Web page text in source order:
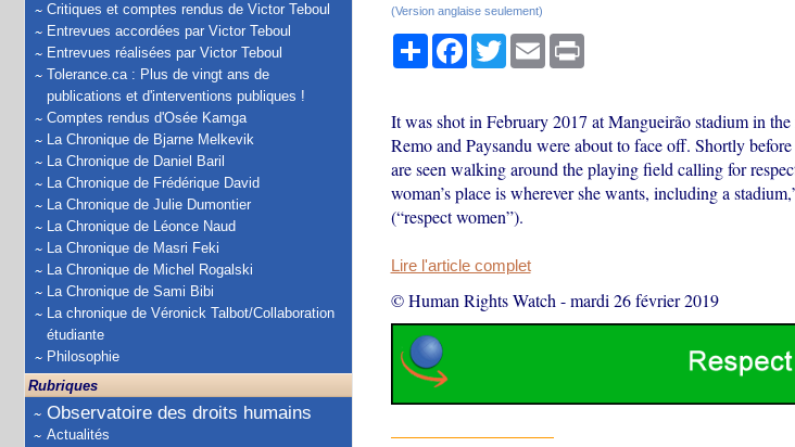
Critiques et comptes rendus de Victor Teboul
Entrevues accordées par Victor Teboul
Entrevues réalisées par Victor Teboul
Tolerance.ca : Plus de vingt ans de
publications et d'interventions publiques !
Comptes rendus d'Osée Kamga
La Chronique de Bjarne Melkevik
La Chronique de Daniel Baril
La Chronique de Frédérique David
La Chronique de Julie Dumontier
La Chronique de Léonce Naud
La Chronique de Masri Feki
La Chronique de Michel Rogalski
La Chronique de Sami Bibi
La chronique de Véronick Talbot/Collaboration
étudiante
Philosophie
Rubriques
Observatoire des droits humains
Actualités
(Version anglaise seulement)
PartagerFacebook
TwitterEmail Print
It was shot in February 2017 at Mangueirão stadium in
Remo and Paysandu were about to face off. Shortly
are seen walking around the playing field calling for
woman’s place is wherever she wants, including a
(“respect women”).
Lire l'article complet
© Human Rights Watch -mardi 26 février 2019